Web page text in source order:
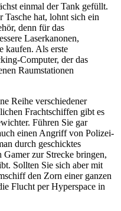
einmal der Tank gefüllt.
Tasche hat, lohnt sich ein
denn für das
Laserkanonen,
kaufen. Als erste
Computer, der das
Raumstationen
Reihe verschiedener
Frachtschiffen gibt es
Führen Sie gar
einen Angriff von Polizei-
durch geschicktes
zur Strecke bringen,
Sollten Sie sich aber mit
den Zorn einer ganzen
Flucht per Hyperspace in